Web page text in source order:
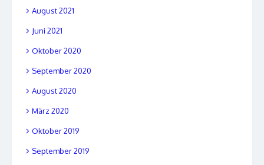
August 2021
Juni 2021
Oktober 2020
September 2020
August 2020
März 2020
Oktober 2019
September 2019